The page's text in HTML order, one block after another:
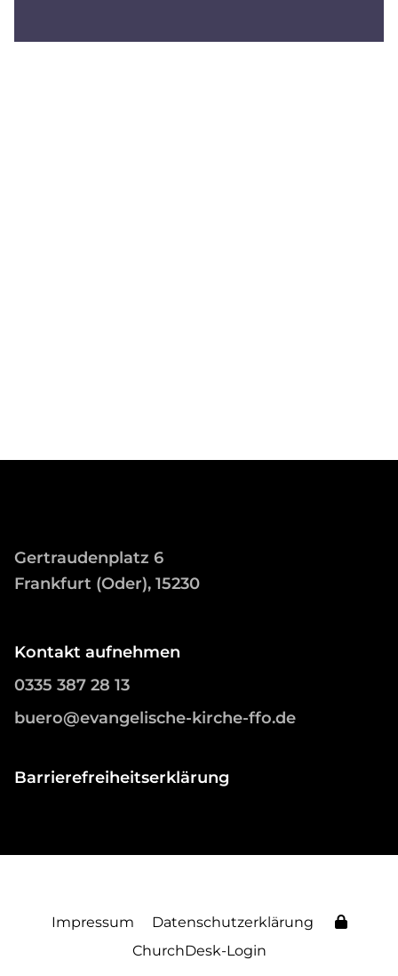
Gertraudenplatz 6
Frankfurt (Oder), 15230
Kontakt aufnehmen
0335 387 28 13
buero@evangelische-kirche-ffo.de
Barrierefreiheitserklärung
Impressum
Datenschutzerklärung
ChurchDesk-Login